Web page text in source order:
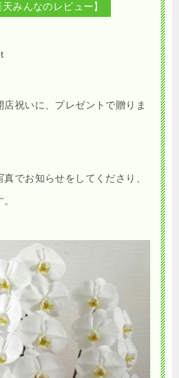
みんなのレビュー】
店祝いに、プレゼントで贈りま
でお知らせをしてくださり、